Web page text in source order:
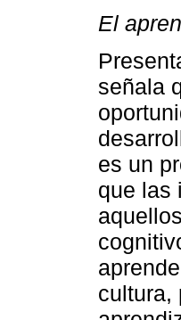
El
señala
es un
que las
cultura,